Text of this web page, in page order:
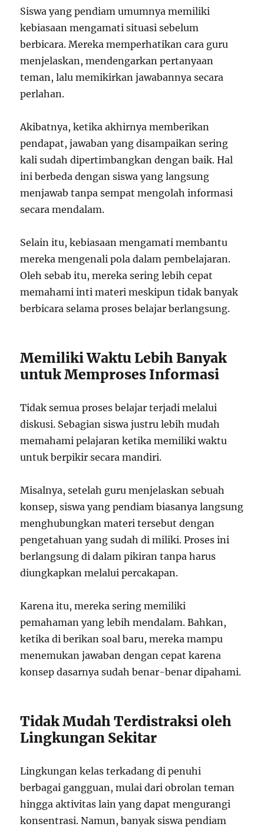
Siswa yang pendiam umumnya memiliki
kebiasaan mengamati situasi sebelum
berbicara. Mereka memperhatikan cara guru
menjelaskan, mendengarkan pertanyaan
teman, lalu memikirkan jawabannya secara
perlahan.
Akibatnya, ketika akhirnya memberikan
pendapat, jawaban yang disampaikan sering
kali sudah dipertimbangkan dengan baik. Hal
ini berbeda dengan siswa yang langsung
menjawab tanpa sempat mengolah informasi
secara mendalam.
Selain itu, kebiasaan mengamati membantu
mereka mengenali pola dalam pembelajaran.
Oleh sebab itu, mereka sering lebih cepat
memahami inti materi meskipun tidak banyak
berbicara selama proses belajar berlangsung.
Memiliki Waktu Lebih Banyak
untuk Memproses Informasi
Tidak semua proses belajar terjadi melalui
diskusi. Sebagian siswa justru lebih mudah
memahami pelajaran ketika memiliki waktu
untuk berpikir secara mandiri.
Misalnya, setelah guru menjelaskan sebuah
konsep, siswa yang pendiam biasanya langsung
menghubungkan materi tersebut dengan
pengetahuan yang sudah di miliki. Proses ini
berlangsung di dalam pikiran tanpa harus
diungkapkan melalui percakapan.
Karena itu, mereka sering memiliki
pemahaman yang lebih mendalam. Bahkan,
ketika di berikan soal baru, mereka mampu
menemukan jawaban dengan cepat karena
konsep dasarnya sudah benar-benar dipahami.
Tidak Mudah Terdistraksi oleh
Lingkungan Sekitar
Lingkungan kelas terkadang di penuhi
berbagai gangguan, mulai dari obrolan teman
hingga aktivitas lain yang dapat mengurangi
konsentrasi. Namun, banyak siswa pendiam